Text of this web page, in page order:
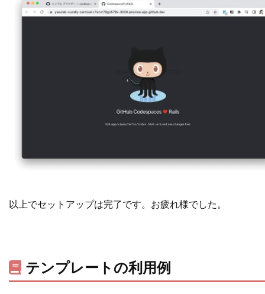
以上でセットアップは完了です。お疲れ様でした。
テンプレートの利用例